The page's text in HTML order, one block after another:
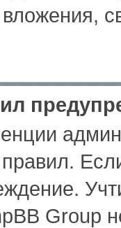
Group